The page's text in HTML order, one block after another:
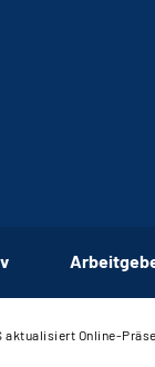
aktualisiert Online-